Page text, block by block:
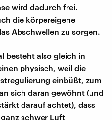
wird dadurch frei.
die körpereigene
Abschwellen zu sorgen.
besteht also gleich in
physisch, weil die
einbüßt, zum
sich daran gewöhnt (und
darauf achtet), dass
schwer Luft